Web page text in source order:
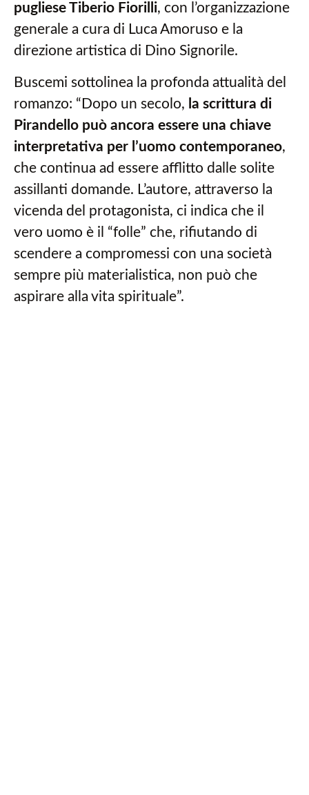
pugliese Tiberio Fiorilli, con l’organizzazione
generale a cura di Luca Amoruso e la
direzione artistica di Dino Signorile.
Buscemi sottolinea la profonda attualità del
romanzo: “Dopo un secolo, la scrittura di
Pirandello può ancora essere una chiave
interpretativa per l’uomo contemporaneo,
che continua ad essere afflitto dalle solite
assillanti domande. L’autore, attraverso la
vicenda del protagonista, ci indica che il
vero uomo è il “folle” che, rifiutando di
scendere a compromessi con una società
sempre più materialistica, non può che
aspirare alla vita spirituale”.